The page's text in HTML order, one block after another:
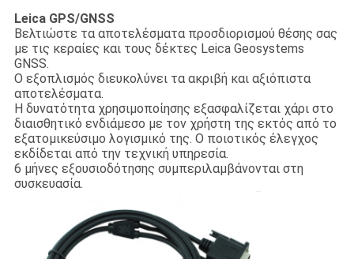
Leica GPS/GNSS
Βελτιώστε τα αποτελέσματα προσδιορισμού θέσης σας
με τις κεραίες και τους δέκτες Leica Geosystems
GNSS.
Ο εξοπλισμός διευκολύνει τα ακριβή και αξιόπιστα
αποτελέσματα.
Η δυνατότητα χρησιμοποίησης εξασφαλίζεται χάρι στο
διαισθητικό ενδιάμεσο με τον χρήστη της εκτός από το
εξατομικεύσιμο λογισμικό της. Ο ποιοτικός έλεγχος
εκδίδεται από την τεχνική υπηρεσία.
6 μήνες εξουσιοδότησης συμπεριλαμβάνονται στη
συσκευασία.